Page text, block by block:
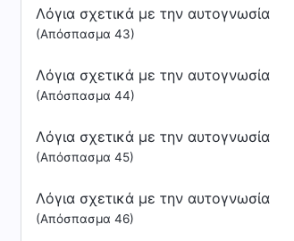
Λόγια σχετικά με την αυτογνωσία
(Απόσπασμα 43)
Λόγια σχετικά με την αυτογνωσία
(Απόσπασμα 44)
Λόγια σχετικά με την αυτογνωσία
(Απόσπασμα 45)
Λόγια σχετικά με την αυτογνωσία
(Απόσπασμα 46)